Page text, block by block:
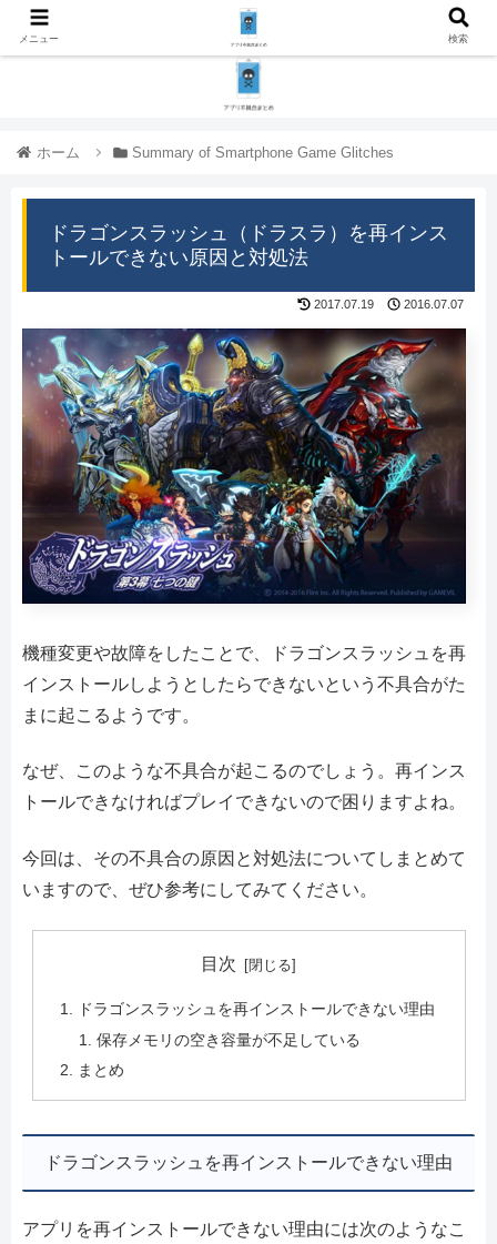
ホーム Summary of Smartphone Game Glitches
ドラゴンスラッシュ（ドラスラ）を再インス
トールできない原因と対処法
2017.07.19 2016.07.07
機種変更や故障をしたことで、ドラゴンスラッシュを再
インストールしようとしたらできないという不具合がた
まに起こるようです。
なぜ、このような不具合が起こるのでしょう。再インス
トールできなければプレイできないので困りますよね。
今回は、その不具合の原因と対処法についてしまとめて
いますので、ぜひ参考にしてみてください。
目次
ドラゴンスラッシュを再インストールできない理由
保存メモリの空き容量が不足している
まとめ
ドラゴンスラッシュを再インストールできない理由
アプリを再インストールできない理由には次のようなこ
メニュー 検索